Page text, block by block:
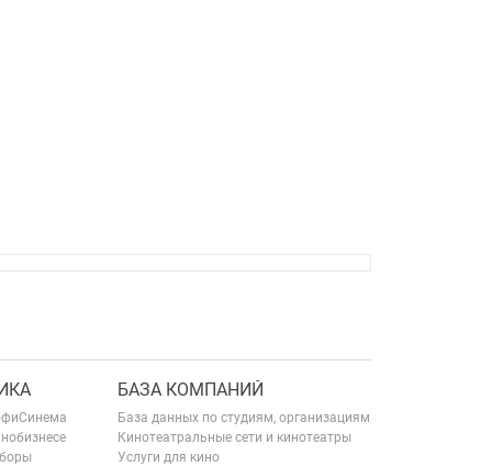
БАЗА КОМПАНИЙ
База данных по студиям, организациям
Кинотеатральные сети и кинотеатры
Услуги для кино